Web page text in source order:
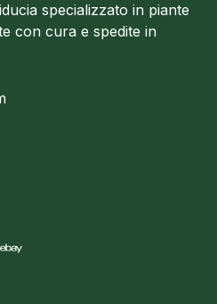
specializzato in piante
con cura e spedite in